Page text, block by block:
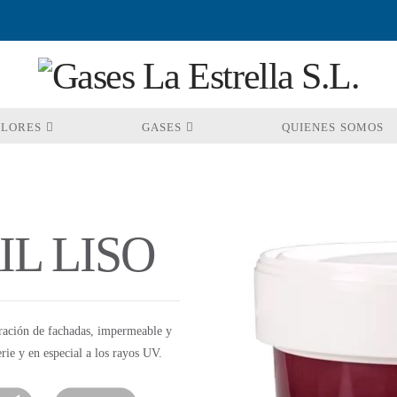
GASES QUIENES SOMOS
LISO
de fachadas, impermeable y
y en especial a los rayos UV.